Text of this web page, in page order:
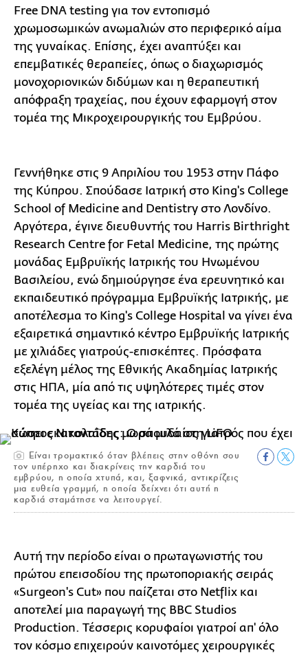
Free DNA testing για τον εντοπισμό
χρωμοσωμικών ανωμαλιών στο περιφερικό αίμα
της γυναίκας. Επίσης, έχει αναπτύξει και
επεμβατικές θεραπείες, όπως ο διαχωρισμός
μονοχοριονικών διδύμων και η θεραπευτική
απόφραξη τραχείας, που έχουν εφαρμογή στον
τομέα της Μικροχειρουργικής του Εμβρύου.
Γεννήθηκε στις 9 Απριλίου του 1953 στην Πάφο
της Κύπρου. Σπούδασε Ιατρική στο King's College
School of Medicine and Dentistry στο Λονδίνο.
Αργότερα, έγινε διευθυντής του Harris Birthright
Research Centre for Fetal Medicine, της πρώτης
μονάδας Εμβρυϊκής Ιατρικής του Ηνωμένου
Βασιλείου, ενώ δημιούργησε ένα ερευνητικό και
εκπαιδευτικό πρόγραμμα Εμβρυϊκής Ιατρικής, με
αποτέλεσμα το King's College Hospital να γίνει ένα
εξαιρετικά σημαντικό κέντρο Εμβρυϊκής Ιατρικής
με χιλιάδες γιατρούς-επισκέπτες. Πρόσφατα
εξελέγη μέλος της Εθνικής Ακαδημίας Ιατρικής
στις ΗΠΑ, μία από τις υψηλότερες τιμές στον
τομέα της υγείας και της ιατρικής.
Είναι τρομακτικό όταν βλέπεις στην οθόνη σου
τον υπέρηχο και διακρίνεις την καρδιά του
εμβρύου, η οποία χτυπά, και, ξαφνικά, αντικρίζεις
μια ευθεία γραμμή, η οποία δείχνει ότι αυτή η
καρδιά σταμάτησε να λειτουργεί.
Αυτή την περίοδο είναι ο πρωταγωνιστής του
πρώτου επεισοδίου της πρωτοποριακής σειράς
«Surgeon's Cut» που παίζεται στο Netflix και
αποτελεί μια παραγωγή της BBC Studios
Production. Τέσσερις κορυφαίοι γιατροί απ' όλο
τον κόσμο επιχειρούν καινοτόμες χειρουργικές